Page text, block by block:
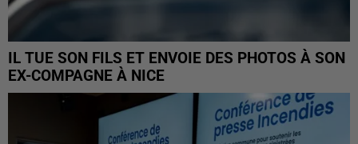
IL TUE SON FILS ET ENVOIE DES PHOTOS À SON
EX-COMPAGNE À NICE